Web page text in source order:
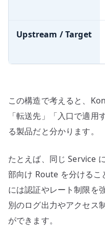
Upstream / Target
この構造で考えると、
「転送先」「入口で適
る製品だと分かります。
たとえば、同じ Service
部向け Route を分ける
には認証やレート制限を
別のログ出力やアクセス
ができます。